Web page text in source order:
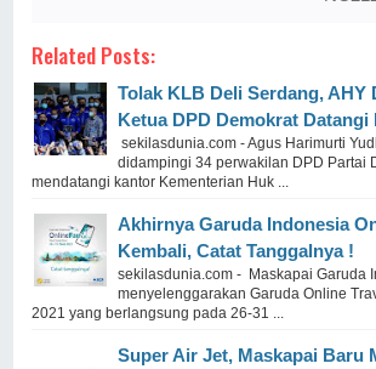
Related Posts:
Tolak KLB Deli Serdang, AHY
Ketua DPD Demokrat Datangi
sekilasdunia.com - Agus Harimurti
didampingi 34 perwakilan DPD Partai
mendatangi kantor Kementerian Huk ...
Akhirnya Garuda Indonesia
Kembali, Catat Tanggalnya !
sekilasdunia.com - Maskapai Garuda
menyelenggarakan Garuda Online
2021 yang berlangsung pada 26-31 ...
Super Air Jet, Maskapai Baru